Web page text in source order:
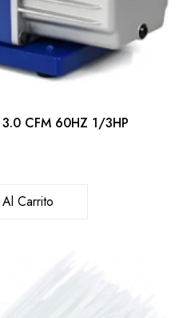
CFM 60HZ 1/3HP
Carrito